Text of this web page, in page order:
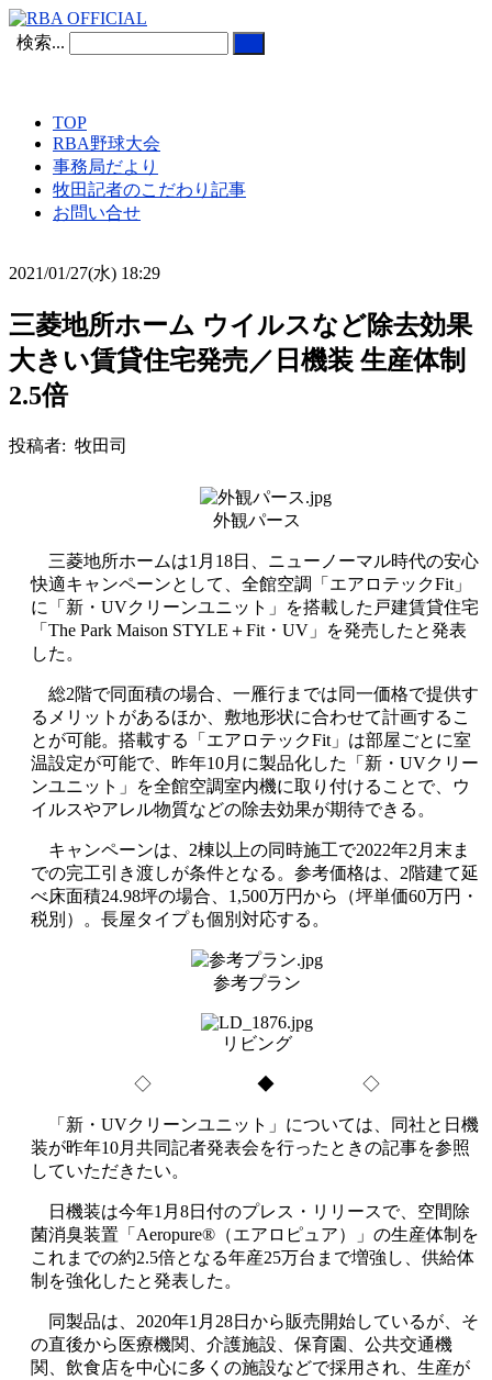
検索...
TOP
RBA野球大会
事務局だより
牧田記者のこだわり記事
お問い合せ
2021/01/27(水) 18:29
三菱地所ホーム ウイルスなど除去効果
大きい賃貸住宅発売／日機装 生産体制
2.5倍
投稿者: 牧田司
外観パース
三菱地所ホームは1月18日、ニューノーマル時代の安心
快適キャンペーンとして、全館空調「エアロテックFit」
に「新・UVクリーンユニット」を搭載した戸建賃貸住宅
「The Park Maison STYLE＋Fit・UV」を発売したと発表
した。
総2階で同面積の場合、一雁行までは同一価格で提供す
るメリットがあるほか、敷地形状に合わせて計画するこ
とが可能。搭載する「エアロテックFit」は部屋ごとに室
温設定が可能で、昨年10月に製品化した「新・UVクリー
ンユニット」を全館空調室内機に取り付けることで、ウ
イルスやアレル物質などの除去効果が期待できる。
キャンペーンは、2棟以上の同時施工で2022年2月末ま
での完工引き渡しが条件となる。参考価格は、2階建て延
べ床面積24.98坪の場合、1,500万円から（坪単価60万円・
税別）。長屋タイプも個別対応する。
参考プラン
リビング
◇ ◆ ◇
「新・UVクリーンユニット」については、同社と日機
装が昨年10月共同記者発表会を行ったときの記事を参照
していただきたい。
日機装は今年1月8日付のプレス・リリースで、空間除
菌消臭装置「Aeropure®（エアロピュア）」の生産体制を
これまでの約2.5倍となる年産25万台まで増強し、供給体
制を強化したと発表した。
同製品は、2020年1月28日から販売開始しているが、そ
の直後から医療機関、介護施設、保育園、公共交通機
関、飲食店を中心に多くの施設などで採用され、生産が